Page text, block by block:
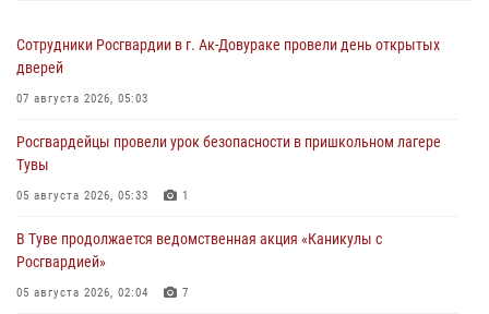
Сотрудники Росгвардии в г. Ак-Довураке провели день открытых
дверей
07 августа 2026, 05:03
Росгвардейцы провели урок безопасности в пришкольном лагере
Тувы
05 августа 2026, 05:33 1
В Туве продолжается ведомственная акция «Каникулы с
Росгвардией»
05 августа 2026, 02:04 7